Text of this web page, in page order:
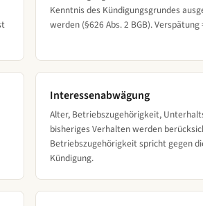
Kenntnis des Kündigungsgrundes
werden (§626 Abs. 2 BGB).
Interessenabwägung
Alter, Betriebszugehörigkeit,
bisheriges Verhalten werden
Betriebszugehörigkeit spricht gegen
Kündigung.